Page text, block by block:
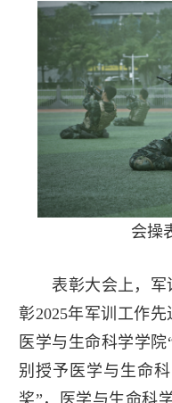
会操
表彰大会上，
彰2025年军训工作
医学与生命科学学
别授予医学与生命
奖”，医学与生命科